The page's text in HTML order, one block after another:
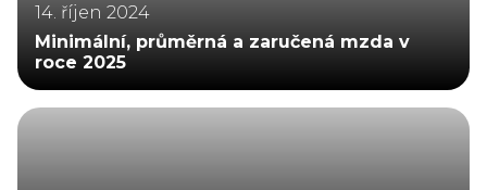
14. říjen 2024
Minimální, průměrná a zaručená mzda v
roce 2025